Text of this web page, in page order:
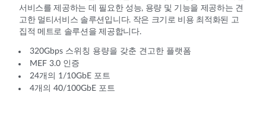
서비스를 제공하는 데 필요한 성능, 용량 및 기능을 제공하는 견
고한 멀티서비스 솔루션입니다. 작은 크기로 비용 최적화된 고
집적 메트로 솔루션을 제공합니다.
320Gbps 스위칭 용량을 갖춘 견고한 플랫폼
MEF 3.0 인증
24개의 1/10GbE 포트
4개의 40/100GbE 포트